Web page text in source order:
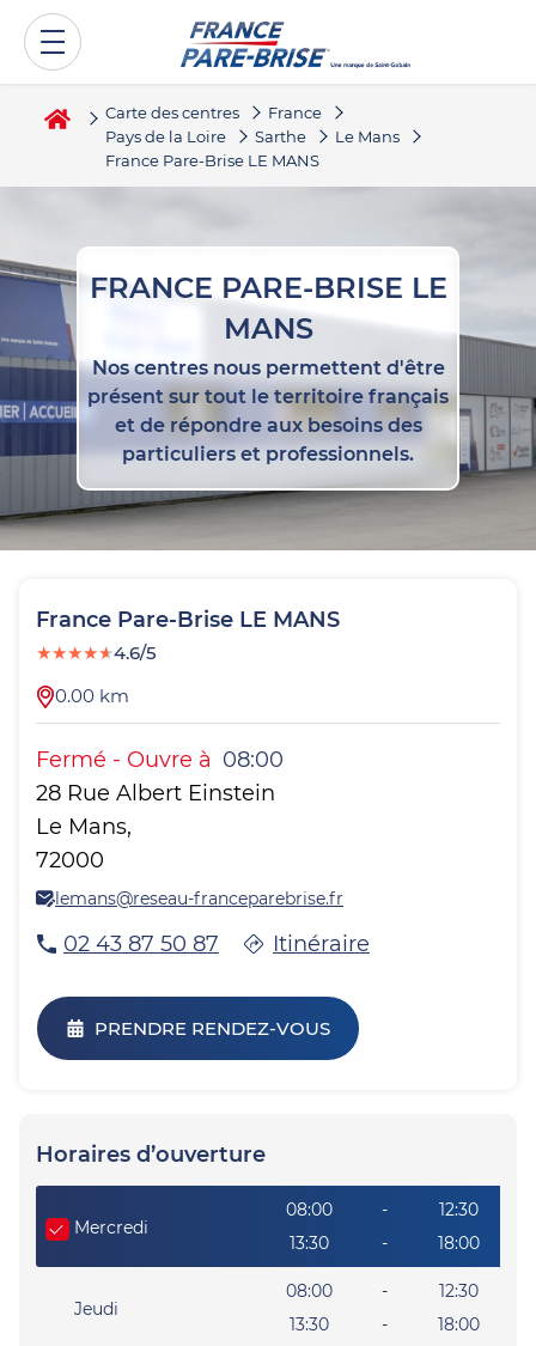
Carte des centres
France
Pays de la Loire
Sarthe
Le Mans
France Pare-Brise LE MANS
FRANCE PARE-BRISE LE
MANS
Nos centres nous permettent d'être
présent sur tout le territoire français
et de répondre aux besoins des
particuliers et professionnels.
France Pare-Brise LE MANS
★★★★★4.6/5
0.00 km
Fermé - Ouvre à 08:00
28 Rue Albert Einstein
Le Mans,
72000
lemans@reseau-franceparebrise.fr
02 43 87 50 87 Itinéraire
PRENDRE RENDEZ-VOUS
Horaires d’ouverture
Heures
Mercredi
08:00 -
12:30
13:30
- 18:00
Jeudi
08:00 -
12:30
13:30
- 18:00